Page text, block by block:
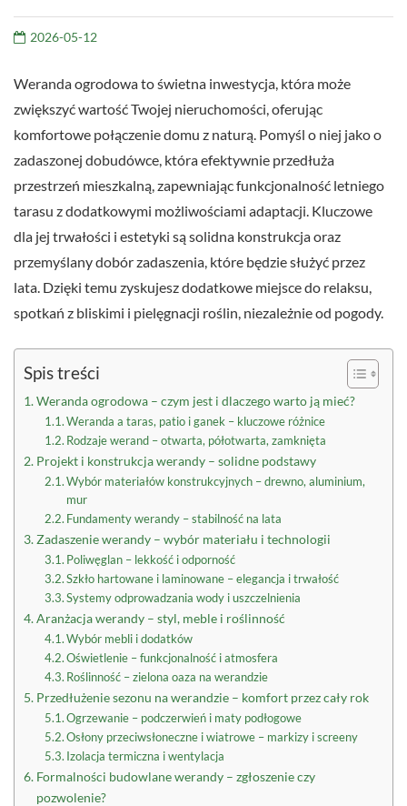
2026-05-12
Weranda ogrodowa to świetna inwestycja, która może
zwiększyć wartość Twojej nieruchomości, oferując
komfortowe połączenie domu z naturą. Pomyśl o niej jako o
zadaszonej dobudówce, która efektywnie przedłuża
przestrzeń mieszkalną, zapewniając funkcjonalność letniego
tarasu z dodatkowymi możliwościami adaptacji. Kluczowe
dla jej trwałości i estetyki są solidna konstrukcja oraz
przemyślany dobór zadaszenia, które będzie służyć przez
lata. Dzięki temu zyskujesz dodatkowe miejsce do relaksu,
spotkań z bliskimi i pielęgnacji roślin, niezależnie od pogody.
Spis treści
Weranda ogrodowa – czym jest i dlaczego warto ją mieć?
Weranda a taras, patio i ganek – kluczowe różnice
Rodzaje werand – otwarta, półotwarta, zamknięta
Projekt i konstrukcja werandy – solidne podstawy
Wybór materiałów konstrukcyjnych – drewno, aluminium,
mur
Fundamenty werandy – stabilność na lata
Zadaszenie werandy – wybór materiału i technologii
Poliwęglan – lekkość i odporność
Szkło hartowane i laminowane – elegancja i trwałość
Systemy odprowadzania wody i uszczelnienia
Aranżacja werandy – styl, meble i roślinność
Wybór mebli i dodatków
Oświetlenie – funkcjonalność i atmosfera
Roślinność – zielona oaza na werandzie
Przedłużenie sezonu na werandzie – komfort przez cały rok
Ogrzewanie – podczerwień i maty podłogowe
Osłony przeciwsłoneczne i wiatrowe – markizy i screeny
Izolacja termiczna i wentylacja
Formalności budowlane werandy – zgłoszenie czy
pozwolenie?